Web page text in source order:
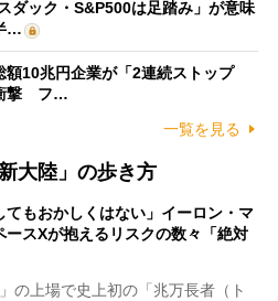
ダック・S&P500は足踏み」が意味
…
額10兆円企業が「2連続ストップ
撃 フ…
一覧を見る
大陸」の歩き方
てもおかしくはない」イーロン・マ
ースXが抱えるリスクの数々「絶対
の上場で史上初の「兆万長者（ト